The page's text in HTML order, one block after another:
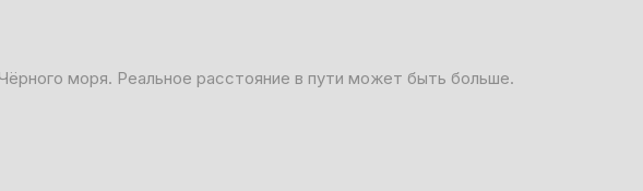
моря. Реальное расстояние в пути может быть больше.